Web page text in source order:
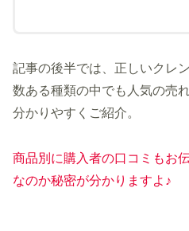
記事の後半では、正しいクレ
数ある種類の中でも人気の売
分かりやすくご紹介。
商品別に購入者の口コミもお
なのか秘密が分かりますよ♪